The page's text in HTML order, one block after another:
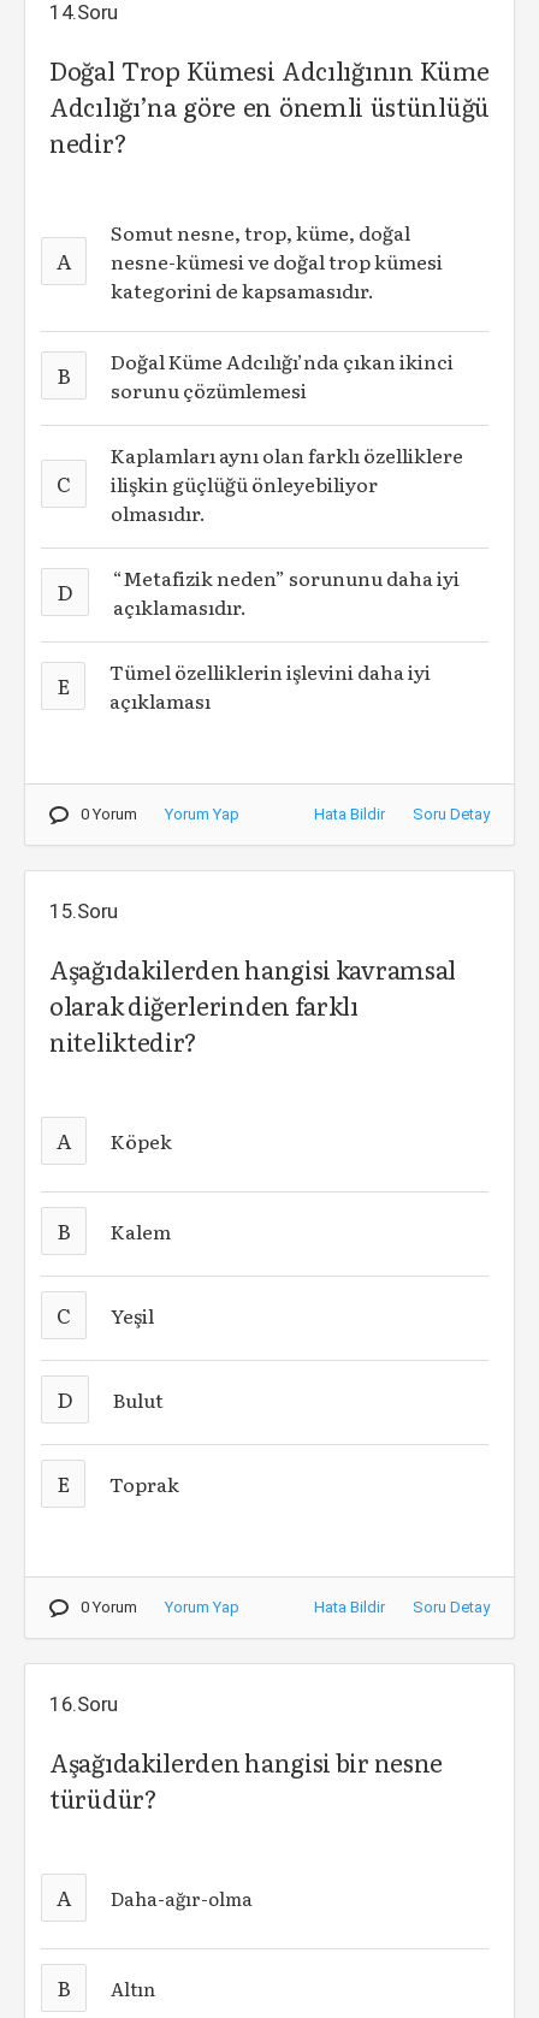
14.Soru
Doğal Trop Kümesi Adcılığının Küme
Adcılığı’na göre en önemli üstünlüğü
nedir?
A
Somut nesne, trop, küme, doğal
nesne-kümesi ve doğal trop kümesi
kategorini de kapsamasıdır.
B
Doğal Küme Adcılığı’nda çıkan ikinci
sorunu çözümlemesi
C
Kaplamları aynı olan farklı özelliklere
ilişkin güçlüğü önleyebiliyor
olmasıdır.
D
“Metafizik neden” sorununu daha iyi
açıklamasıdır.
E
Tümel özelliklerin işlevini daha iyi
açıklaması
0 Yorum Yorum Yap Hata Bildir Soru Detay
15.Soru
Aşağıdakilerden hangisi kavramsal
olarak diğerlerinden farklı
niteliktedir?
A Köpek
B Kalem
C Yeşil
D Bulut
E Toprak
0 Yorum Yorum Yap Hata Bildir Soru Detay
16.Soru
Aşağıdakilerden hangisi bir nesne
türüdür?
A Daha-ağır-olma
B Altın